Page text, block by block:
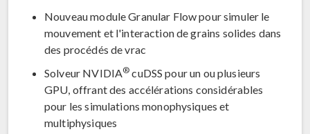
Nouveau module Granular Flow pour simuler le
mouvement et l'interaction de grains solides dans
des procédés de vrac
Solveur NVIDIA® cuDSS pour un ou plusieurs
GPU, offrant des accélérations considérables
pour les simulations monophysiques et
multiphysiques